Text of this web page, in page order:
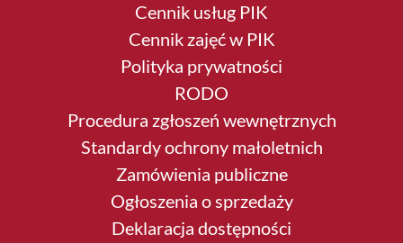
Cennik usług PIK
Cennik zajęć w PIK
Polityka prywatności
RODO
Procedura zgłoszeń wewnętrznych
Standardy ochrony małoletnich
Zamówienia publiczne
Ogłoszenia o sprzedaży
Deklaracja dostępności